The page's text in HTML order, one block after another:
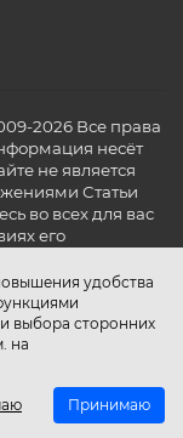
удобства
выбора сторонних
на
Принимаю
2026 Все права
несёт
не является
Статьи
во всех для вас
его